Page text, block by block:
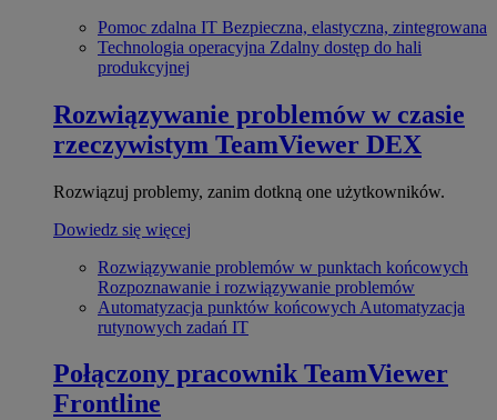
Pomoc zdalna IT Bezpieczna, elastyczna, zintegrowana
Technologia operacyjna Zdalny dostęp do hali
produkcyjnej
Rozwiązywanie problemów w czasie
rzeczywistym TeamViewer DEX
Rozwiązuj problemy, zanim dotkną one użytkowników.
Dowiedz się więcej
Rozwiązywanie problemów w punktach końcowych
Rozpoznawanie i rozwiązywanie problemów
Automatyzacja punktów końcowych Automatyzacja
rutynowych zadań IT
Połączony pracownik TeamViewer
Frontline